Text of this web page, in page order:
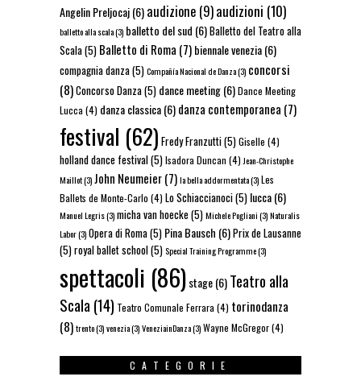
Angelin Preljocaj(6)audizione (9)audizioni (10)
balletto alla scala(3) balletto del sud (6)Balletto del Teatro alla
Scala(5) Balletto di Roma (7)biennale venezia(6)
compagnia danza(5)Compañía Nacional de Danza(3) concorsi
(8)Concorso Danza(5) dance meeting(6)Dance Meeting
Lucca(4) danza classica(6)danza contemporanea (7)
festival (62) Fredy Franzutti(5)Giselle (4)
holland dance festival(5)Isadora Duncan (4) Jean-Christophe
Maillot(3)John Neumeier(7)la bella addormentata(3)Les
Ballets de Monte-Carlo (4) Lo Schiaccianoci(5) lucca(6)
Manuel Legris(3)micha van hoecke(5)Michele Pogliani(3)Naturalis
Labor(3)Opera di Roma(5) Pina Bausch (6)Prix de Lausanne
(5)royal ballet school(5)Special Training Programme(3)
spettacoli (86)stage(6)Teatro alla
Scala (14) Teatro Comunale Ferrara(4) torinodanza
(8)trento(3)venezia(3)VeneziainDanza(3)Wayne McGregor(4)
CATEGORIE